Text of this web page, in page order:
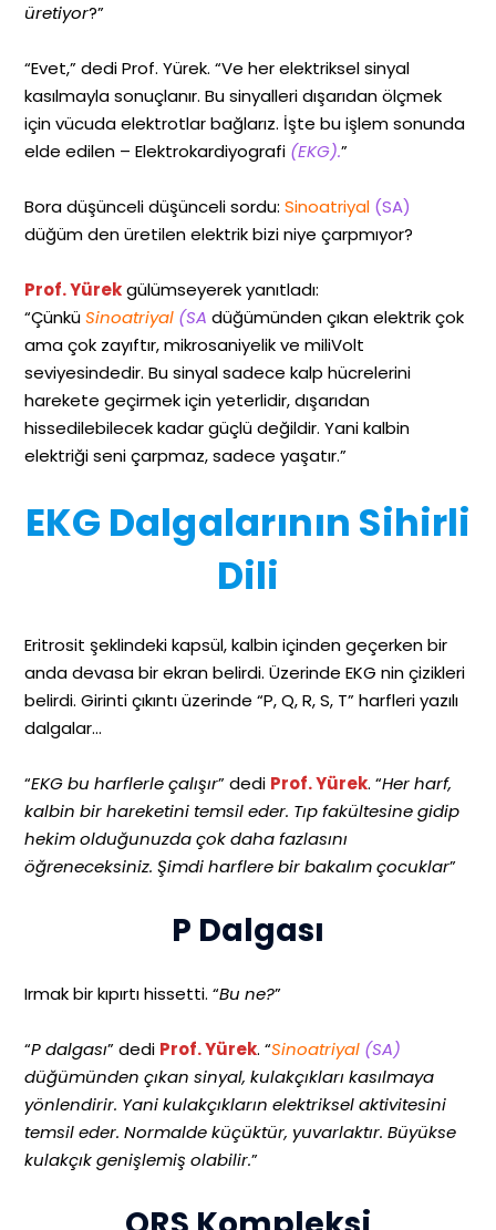
üretiyor?”
“Evet,” dedi Prof. Yürek. “Ve her elektriksel sinyal
kasılmayla sonuçlanır. Bu sinyalleri dışarıdan ölçmek
için vücuda elektrotlar bağlarız. İşte bu işlem sonunda
elde edilen – Elektrokardiyografi (EKG).”
Bora düşünceli düşünceli sordu:Sinoatriyal (SA)
düğüm den üretilen elektrik bizi niye çarpmıyor?
Prof. Yürekgülümseyerek yanıtladı:
“ÇünküSinoatriyal (SA düğümünden çıkan elektrik çok
ama çok zayıftır, mikrosaniyelik ve miliVolt
seviyesindedir. Bu sinyal sadece kalp hücrelerini
harekete geçirmek için yeterlidir, dışarıdan
hissedilebilecek kadar güçlü değildir. Yani kalbin
elektriği seni çarpmaz, sadece yaşatır.”
EKG Dalgalarının Sihirli
Dili
Eritrosit şeklindeki kapsül, kalbin içinden geçerken bir
anda devasa bir ekran belirdi. Üzerinde EKG nin çizikleri
belirdi. Girinti çıkıntı üzerinde “P, Q, R, S, T” harfleri yazılı
dalgalar…
“EKG bu harflerle çalışır” dedi Prof. Yürek. “Her harf,
kalbin bir hareketini temsil eder. Tıp fakültesine gidip
hekim olduğunuzda çok daha fazlasını
öğreneceksiniz. Şimdi harflere bir bakalım çocuklar”
P Dalgası
Irmak bir kıpırtı hissetti. “Bu ne?”
“P dalgası” dedi Prof. Yürek. “Sinoatriyal (SA)
düğümünden çıkan sinyal, kulakçıkları kasılmaya
yönlendirir. Yani kulakçıkların elektriksel aktivitesini
temsil eder. Normalde küçüktür, yuvarlaktır. Büyükse
kulakçık genişlemiş olabilir.”